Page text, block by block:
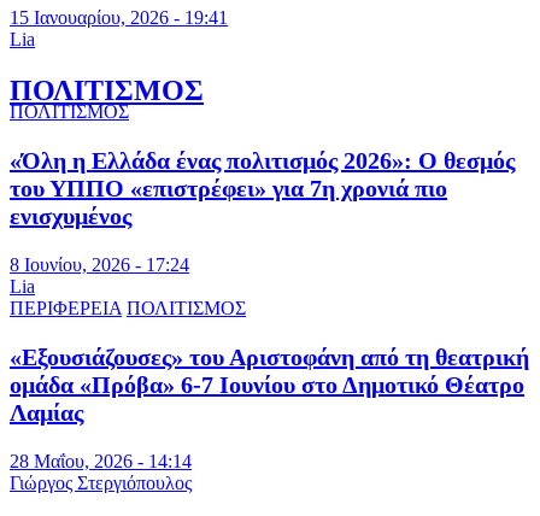
15 Ιανουαρίου, 2026 - 19:41
Lia
ΠΟΛΙΤΙΣΜΟΣ
ΠΟΛΙΤΙΣΜΟΣ
«Όλη η Ελλάδα ένας πολιτισμός 2026»: Ο θεσμός
του ΥΠΠΟ «επιστρέφει» για 7η χρονιά πιο
ενισχυμένος
8 Ιουνίου, 2026 - 17:24
Lia
ΠΕΡΙΦΕΡΕΙΑ ΠΟΛΙΤΙΣΜΟΣ
«Εξουσιάζουσες» του Αριστοφάνη από τη θεατρική
ομάδα «Πρόβα» 6-7 Ιουνίου στο Δημοτικό Θέατρο
Λαμίας
28 Μαΐου, 2026 - 14:14
Γιώργος Στεργιόπουλος